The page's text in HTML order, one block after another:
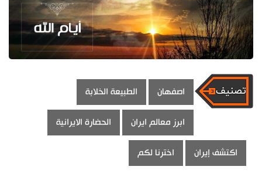
اصفهان الطبيعة الخلابة
ابرز معالم ايران الحضارة الايرانية
اكتشف إيران اخترنا لكم